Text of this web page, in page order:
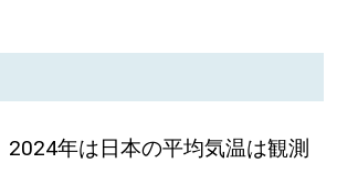
年は日本の平均気温は観測